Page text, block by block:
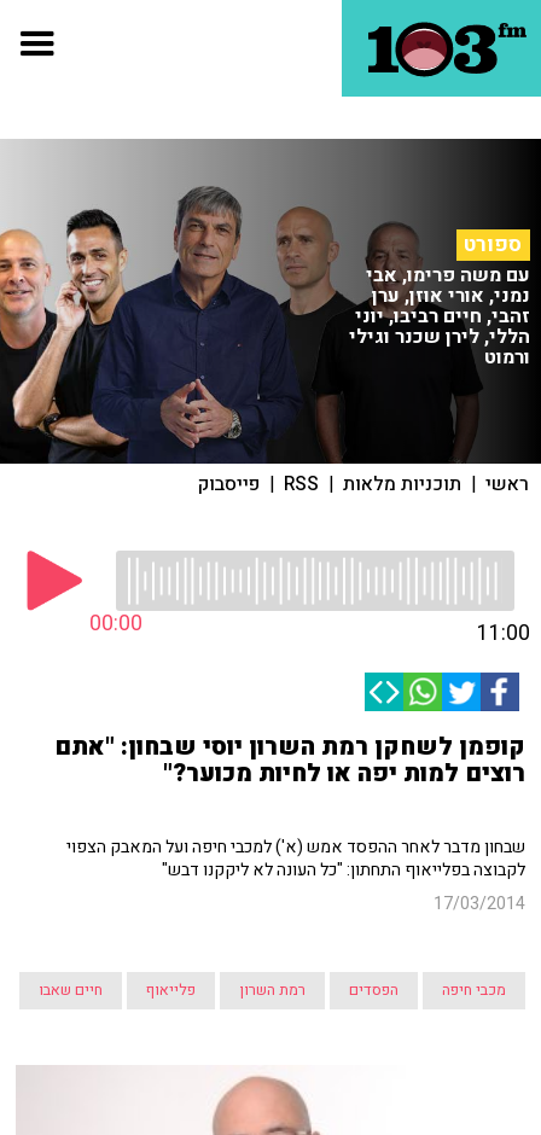
ספורט
עם משה פרימו, אבי
נמני, אורי אוזן, ערן
זהבי, חיים רביבו, יוני
הללי, לירן שכנר וגילי
ורמוט
ראשי | תוכניות מלאות |
RSS
| פייסבוק
00:00 11:00
קופמן לשחקן רמת השרון יוסי שבחון: "אתם
רוצים למות יפה או לחיות מכוער?"
שבחון מדבר לאחר ההפסד אמש (א') למכבי חיפה ועל המאבק הצפוי
לקבוצה בפלייאוף התחתון: "כל העונה לא ליקקנו דבש"
17/03/2014
מכבי חיפה הפסדים רמת השרון פלייאוף חיים שאבו